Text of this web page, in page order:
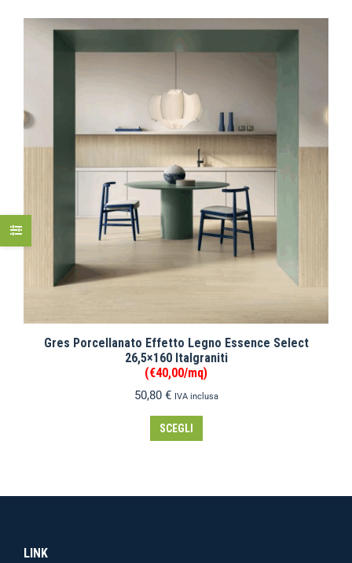
Gres Porcellanato Effetto Legno Essence Select
26,5×160 Italgraniti
(€40,00/mq)
50,80 € IVA inclusa
SCEGLI
LINK